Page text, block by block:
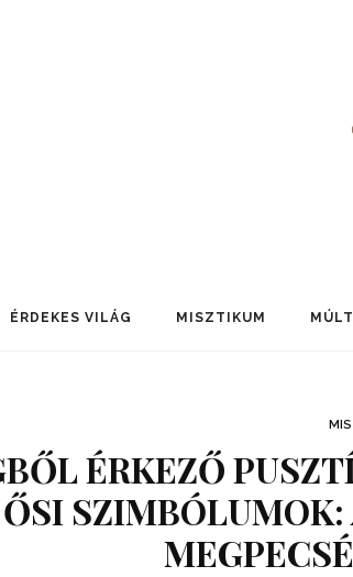
ÉRDEKES VILÁG MISZTIKUM
ÉRKEZŐ
ŐSI SZIMBÓLUMOK: